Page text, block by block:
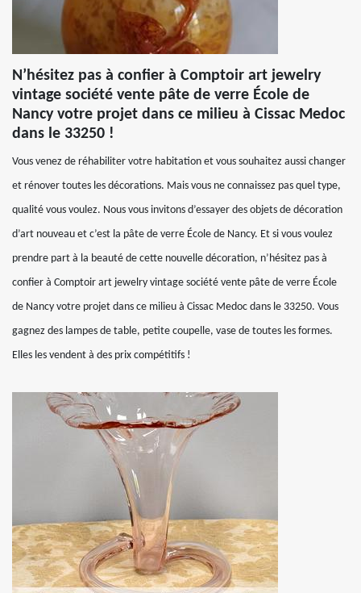
N’hésitez pas à confier à Comptoir art jewelry
vintage société vente pâte de verre École de
Nancy votre projet dans ce milieu à Cissac Medoc
dans le 33250 !
Vous venez de réhabiliter votre habitation et vous souhaitez aussi changer
et rénover toutes les décorations. Mais vous ne connaissez pas quel type,
qualité vous voulez. Nous vous invitons d’essayer des objets de décoration
d’art nouveau et c’est la pâte de verre École de Nancy. Et si vous voulez
prendre part à la beauté de cette nouvelle décoration, n’hésitez pas à
confier à Comptoir art jewelry vintage société vente pâte de verre École
de Nancy votre projet dans ce milieu à Cissac Medoc dans le 33250. Vous
gagnez des lampes de table, petite coupelle, vase de toutes les formes.
Elles les vendent à des prix compétitifs !